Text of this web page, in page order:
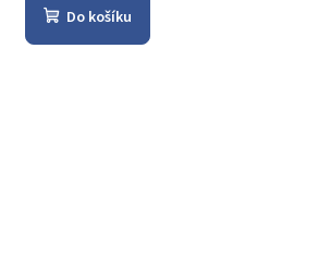
Do košíku